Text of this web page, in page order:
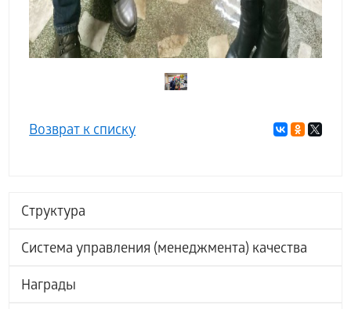
Структура
Система управления (менеджмента) качества
Награды
Возврат к списку